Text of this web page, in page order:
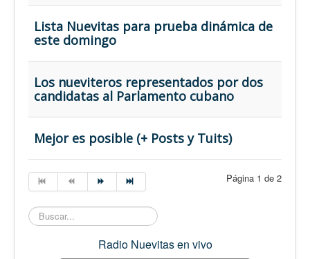
Lista Nuevitas para prueba dinámica de
este domingo
Los nueviteros representados por dos
candidatas al Parlamento cubano
Mejor es posible (+ Posts y Tuits)
Página 1 de 2
Buscar...
Radio Nuevitas en vivo